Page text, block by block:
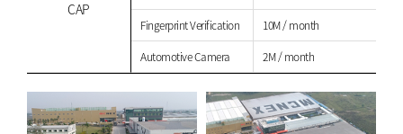
CAP
Fingerprint Verification
10M / month
Automotive Camera
2M / month